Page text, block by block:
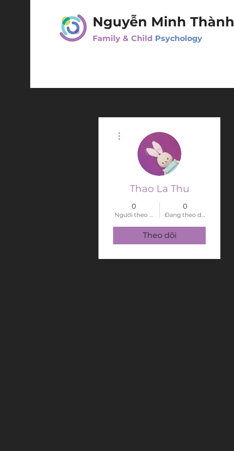
Nguyễn Minh Thành
Family & Child Psychology
Thao La Thu
0
Người theo dõi
0
Đang theo dõi
Theo dõi